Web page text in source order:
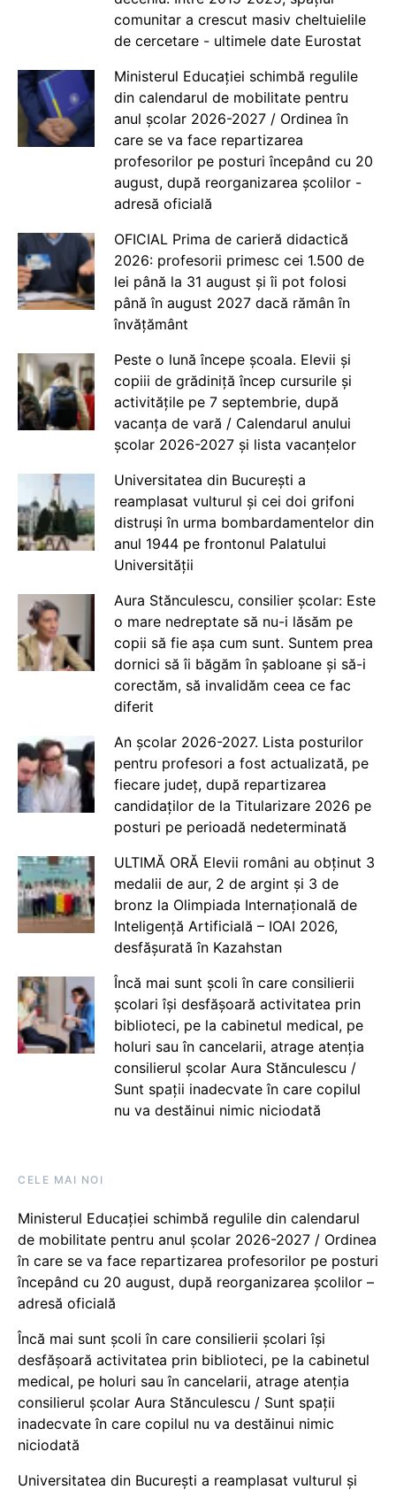
comunitar a crescut masiv cheltuielile
de cercetare - ultimele date Eurostat
Ministerul Educației schimbă regulile
din calendarul de mobilitate pentru
anul școlar 2026-2027 / Ordinea în
care se va face repartizarea
profesorilor pe posturi începând cu 20
august, după reorganizarea școlilor -
adresă oficială
OFICIAL Prima de carieră didactică
2026: profesorii primesc cei 1.500 de
lei până la 31 august și îi pot folosi
până în august 2027 dacă rămân în
învățământ
Peste o lună începe școala. Elevii și
copiii de grădiniță încep cursurile și
activitățile pe 7 septembrie, după
vacanța de vară / Calendarul anului
școlar 2026-2027 și lista vacanțelor
Universitatea din București a
reamplasat vulturul și cei doi grifoni
distruși în urma bombardamentelor din
anul 1944 pe frontonul Palatului
Universității
Aura Stănculescu, consilier școlar: Este
o mare nedreptate să nu-i lăsăm pe
copii să fie așa cum sunt. Suntem prea
dornici să îi băgăm în șabloane și să-i
corectăm, să invalidăm ceea ce fac
diferit
An școlar 2026-2027. Lista posturilor
pentru profesori a fost actualizată, pe
fiecare județ, după repartizarea
candidaților de la Titularizare 2026 pe
posturi pe perioadă nedeterminată
ULTIMĂ ORĂ Elevii români au obținut 3
medalii de aur, 2 de argint și 3 de
bronz la Olimpiada Internațională de
Inteligență Artificială – IOAI 2026,
desfășurată în Kazahstan
Încă mai sunt școli în care consilierii
școlari își desfășoară activitatea prin
biblioteci, pe la cabinetul medical, pe
holuri sau în cancelarii, atrage atenția
consilierul școlar Aura Stănculescu /
Sunt spații inadecvate în care copilul
nu va destăinui nimic niciodată
CELE MAI NOI
Ministerul Educației schimbă regulile din calendarul
de mobilitate pentru anul școlar 2026-2027 / Ordinea
în care se va face repartizarea profesorilor pe posturi
începând cu 20 august, după reorganizarea școlilor –
adresă oficială
Încă mai sunt școli în care consilierii școlari își
desfășoară activitatea prin biblioteci, pe la cabinetul
medical, pe holuri sau în cancelarii, atrage atenția
consilierul școlar Aura Stănculescu / Sunt spații
inadecvate în care copilul nu va destăinui nimic
niciodată
Universitatea din București a reamplasat vulturul și